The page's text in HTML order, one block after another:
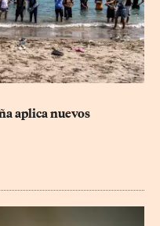
aplica nuevos